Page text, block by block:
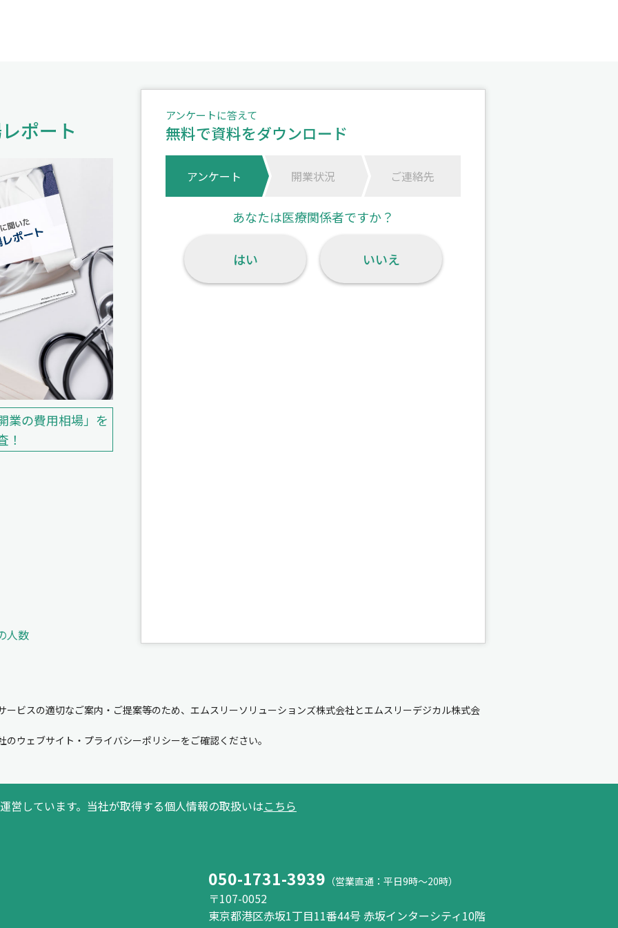
ポート
業の費用相場」を
！
人数
アンケートに答えて
無料で資料をダウンロード
アンケート 開業状況 ご連絡先
あなたは医療関係者ですか？
はい いいえ
ビスの適切なご案内・ご提案等のため、エムスリーソリューションズ株式会社とエムスリーデジカル株式会
ウェブサイト・プライバシーポリシーをご確認ください。
営しています。当社が取得する個人情報の取扱いはこちら
050-1731-3939 （営業直通：平日9時～20時）
〒107-0052
東京都港区赤坂1丁目11番44号 赤坂インターシティ10階